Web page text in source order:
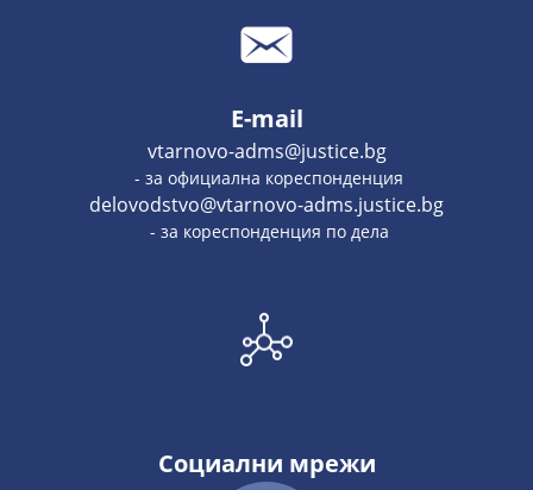
E-mail
vtarnovo-adms@justice.bg
- за официална кореспонденция
delovodstvo@vtarnovo-adms.justice.bg
- за кореспонденция по дела
Социални мрежи